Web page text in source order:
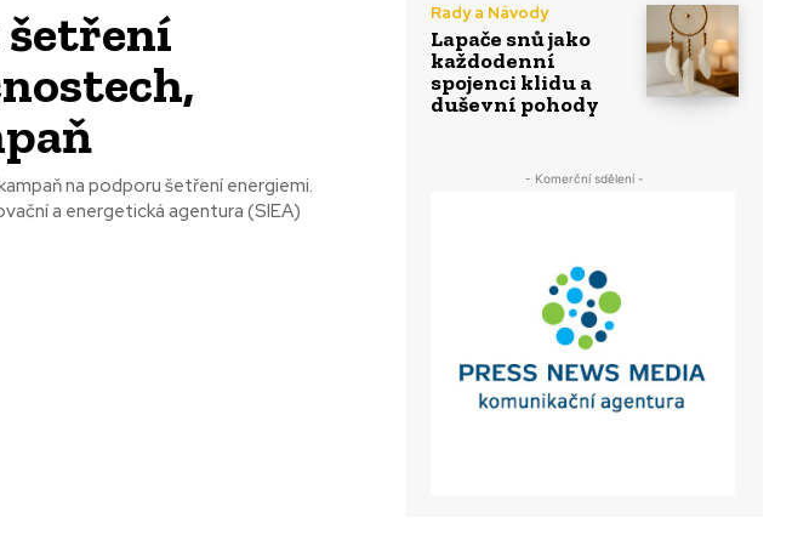
na podporu šetření energiemi.
a energetická agentura (SIEA)
Rady a Návody
Lapače snů jako
každodenní
spojenci klidu a
duševní pohody
- Komerční sdělení -